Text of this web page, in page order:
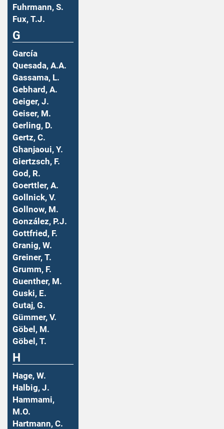
Fuhrmann, S.
Fux, T.J.
G
García
Quesada, A.A.
Gassama, L.
Gebhard, A.
Geiger, J.
Geiser, M.
Gerling, D.
Gertz, C.
Ghanjaoui, Y.
Giertzsch, F.
God, R.
Goerttler, A.
Gollnick, V.
Gollnow, M.
González, P.J.
Gottfried, F.
Granig, W.
Greiner, T.
Grumm, F.
Guenther, M.
Guski, E.
Gutaj, G.
Gümmer, V.
Göbel, M.
Göbel, T.
H
Hage, W.
Halbig, J.
Hammami,
M.O.
Hartmann, C.